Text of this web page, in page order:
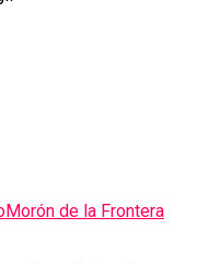
Morón de la Frontera